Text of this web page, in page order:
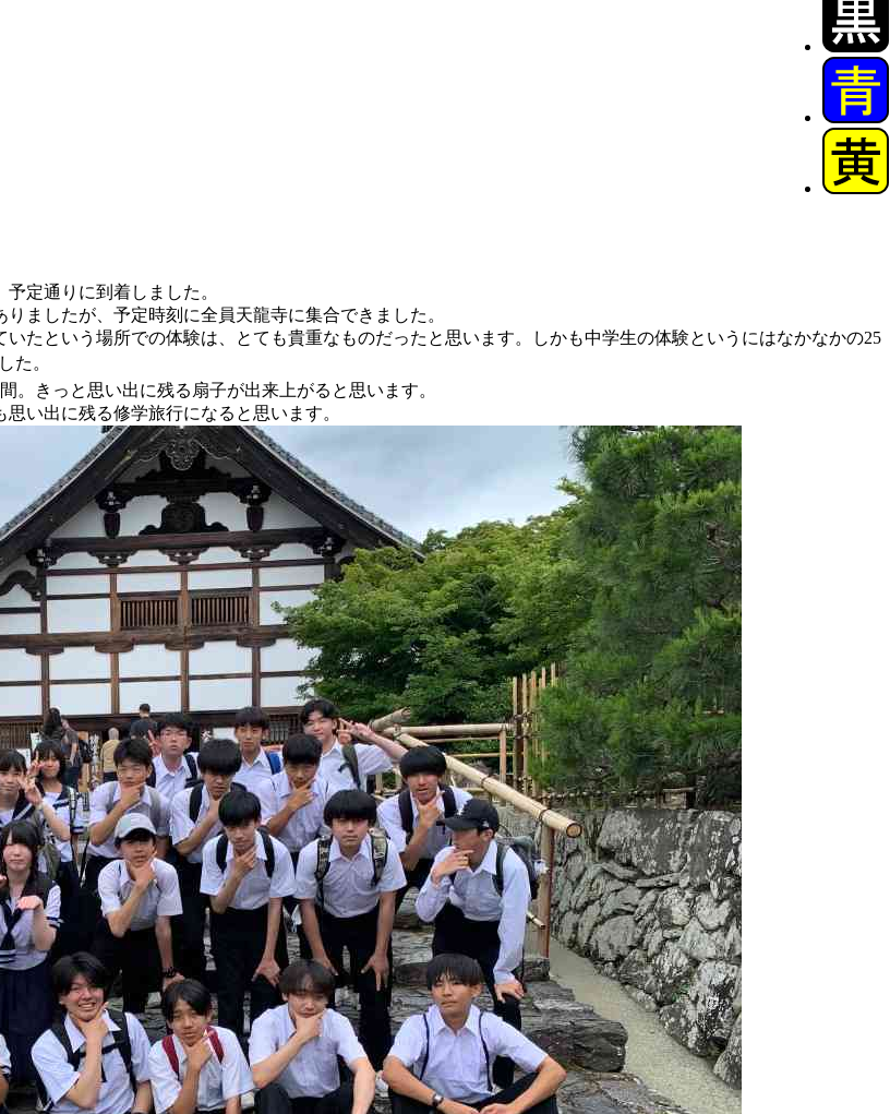
定通りに到着しました。
ましたが、予定時刻に全員天龍寺に集合できました。
たという場所での体験は、とても貴重なものだったと思います。しかも中学生の体験というにはなかなかの25
た。
きっと思い出に残る扇子が出来上がると思います。
い出に残る修学旅行になると思います。